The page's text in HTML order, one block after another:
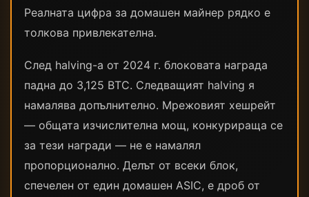
Реалната цифра за домашен майнер рядко е
толкова привлекателна.
След halving-а от 2024 г. блоковата награда
падна до 3,125 BTC. Следващият halving я
намалява допълнително. Мрежовият хешрейт
— общата изчислителна мощ, конкурираща се
за тези награди — не е намалял
пропорционално. Делът от всеки блок,
спечелен от един домашен ASIC, е дроб от